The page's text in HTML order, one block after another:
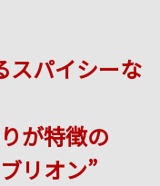
スパイシーな
が特徴の
リオン”